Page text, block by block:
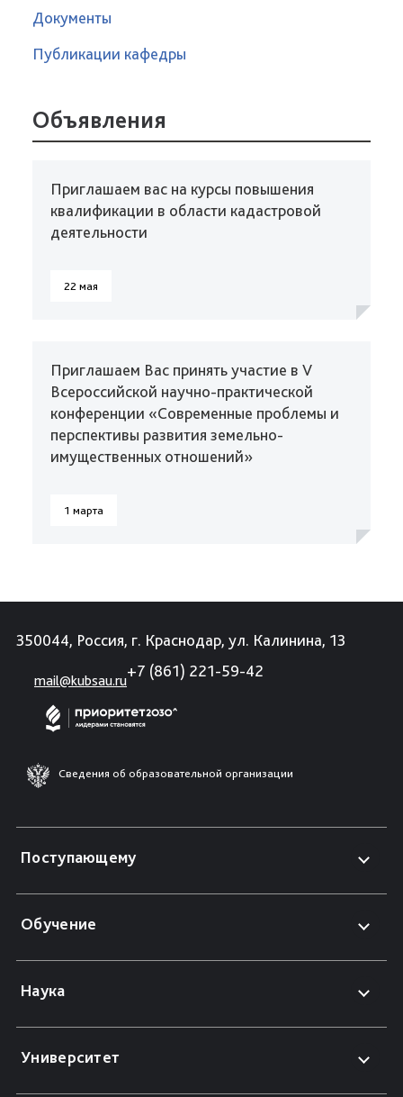
Документы
Публикации кафедры
Объявления
Приглашаем вас на курсы повышения
квалификации в области кадастровой
деятельности
22 мая
Приглашаем Вас принять участие в V
Всероссийской научно-практической
конференции «Современные проблемы и
перспективы развития земельно-
имущественных отношений»
1 марта
350044, Россия, г. Краснодар, ул. Калинина, 13
mail@kubsau.ru
+7 (861) 221-59-42
Сведения об образовательной организации
Поступающему
Обучение
Наука
Университет